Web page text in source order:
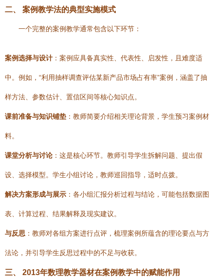
二、 案例教学法的典型实施模式
一个完整的案例教学通常包含以下环节：
案例选择与设计 ：案例应具备真实性、代表性、启发性，且难度适
中。例如，“利用抽样调查评估某新产品市场占有率”案例，涵盖了抽
样方法、参数估计、置信区间等核心知识点。
课前准备与知识铺垫 ：教师简要介绍相关理论背景，学生预习案例材
料。
课堂分析与讨论 ：这是核心环节。教师引导学生拆解问题、提出假
设、选择模型。学生小组讨论，教师巡回指导，适时点拨。
解决方案形成与展示 ：各小组汇报分析过程与结论，可能包括数据图
表、计算过程、结果解释及现实建议。
与反思 ：教师对各组方案进行点评，梳理案例所蕴含的理论要点与方
法论，并引导学生反思过程中的不足与收获。
三、 2013年数理教学器材在案例教学中的赋能作用